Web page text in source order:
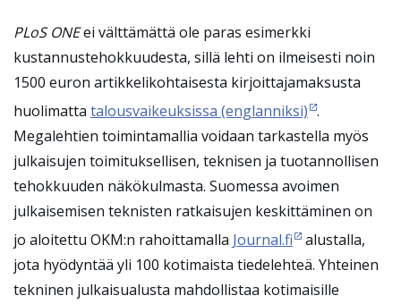
PLoS ONEei välttämättä ole paras esimerkki
kustannustehokkuudesta, sillä lehti on ilmeisesti noin
1500 euron artikkelikohtaisesta kirjoittajamaksusta
huolimatta talousvaikeuksissa (englanniksi) .
Megalehtien toimintamallia voidaan tarkastella myös
julkaisujen toimituksellisen, teknisen ja tuotannollisen
tehokkuuden näkökulmasta. Suomessa avoimen
julkaisemisen teknisten ratkaisujen keskittäminen on
jo aloitettu OKM:n rahoittamalla Journal.fi
alustalla,
jota hyödyntää yli 100 kotimaista tiedelehteä. Yhteinen
tekninen julkaisualusta mahdollistaa kotimaisille